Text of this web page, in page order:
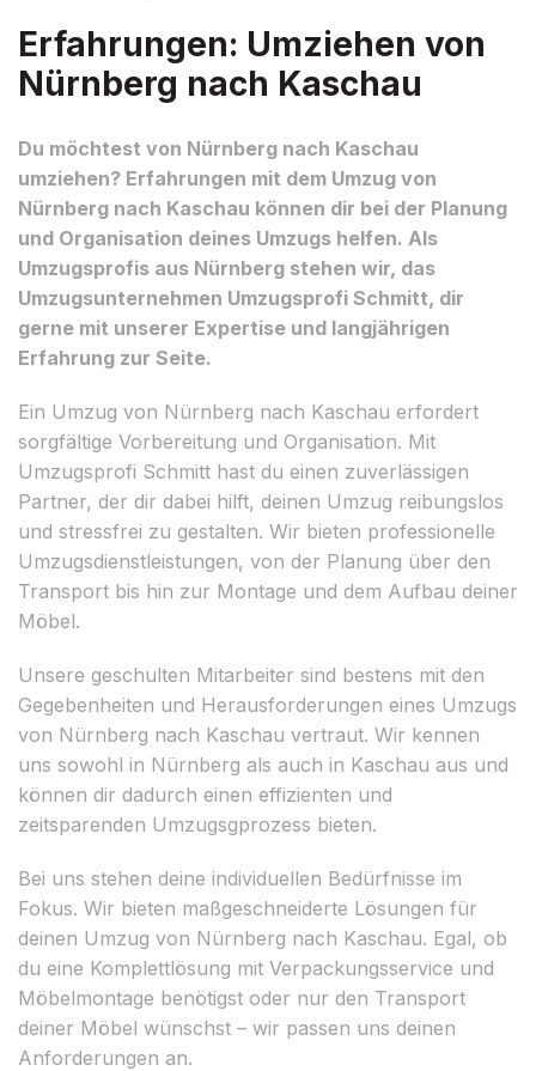
Erfahrungen: Umziehen von
Nürnberg nach Kaschau
Du möchtest von Nürnberg nach Kaschau
umziehen? Erfahrungen mit dem Umzug von
Nürnberg nach Kaschau können dir bei der Planung
und Organisation deines Umzugs helfen. Als
Umzugsprofis aus Nürnberg stehen wir, das
Umzugsunternehmen Umzugsprofi Schmitt, dir
gerne mit unserer Expertise und langjährigen
Erfahrung zur Seite.
Ein Umzug von Nürnberg nach Kaschau erfordert
sorgfältige Vorbereitung und Organisation. Mit
Umzugsprofi Schmitt hast du einen zuverlässigen
Partner, der dir dabei hilft, deinen Umzug reibungslos
und stressfrei zu gestalten. Wir bieten professionelle
Umzugsdienstleistungen, von der Planung über den
Transport bis hin zur Montage und dem Aufbau deiner
Möbel.
Unsere geschulten Mitarbeiter sind bestens mit den
Gegebenheiten und Herausforderungen eines Umzugs
von Nürnberg nach Kaschau vertraut. Wir kennen
uns sowohl in Nürnberg als auch in Kaschau aus und
können dir dadurch einen effizienten und
zeitsparenden Umzugsgprozess bieten.
Bei uns stehen deine individuellen Bedürfnisse im
Fokus. Wir bieten maßgeschneiderte Lösungen für
deinen Umzug von Nürnberg nach Kaschau. Egal, ob
du eine Komplettlösung mit Verpackungsservice und
Möbelmontage benötigst oder nur den Transport
deiner Möbel wünschst – wir passen uns deinen
Anforderungen an.